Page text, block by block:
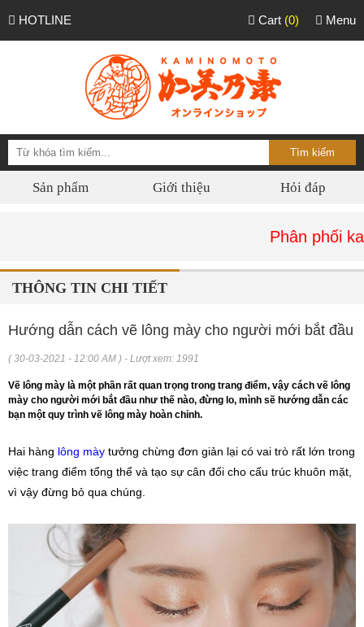
HOTLINE Menu
Cart (0)
Sản phẩm Giới thiệu Hỏi đáp
Phân phối
THÔNG TIN CHI TIẾT
Hướng dẫn cách vẽ lông mày cho người mới bắt đầu
( 30-03-2021 - 12:00 AM ) - Lượt xem: 1991
Vẽ lông mày là một phần rất quan trọng trong trang điểm, vậy cách vẽ lông
mày cho người mới bắt đầu như thế nào, đừng lo, mình sẽ hướng dẫn các
bạn một quy trình vẽ lông mày hoàn chỉnh.
Hai hàng lông mày tưởng chừng đơn giản lại có vai trò rất lớn trong
việc trang điểm tổng thể và tạo sự cân đối cho cấu trúc khuôn mặt,
vì vậy đừng bỏ qua chúng.